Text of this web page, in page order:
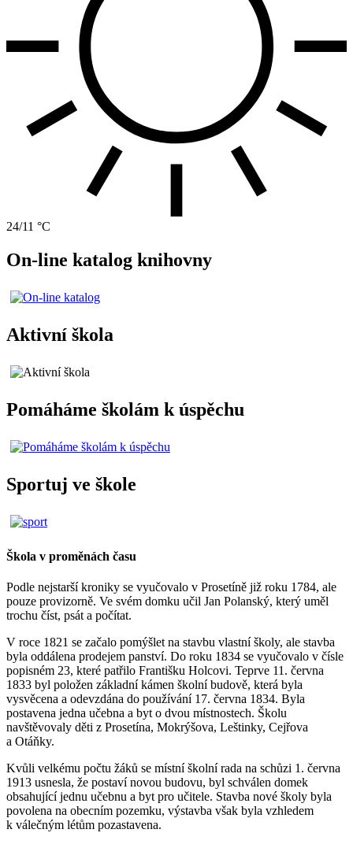
24/11 °C
On-line katalog knihovny
Aktivní škola
Pomáháme školám k úspěchu
Sportuj ve škole
Škola v proměnách času
Podle nejstarší kroniky se vyučovalo v Prosetíně již roku 1784, ale
pouze provizorně. Ve svém domku učil Jan Polanský, který uměl
trochu číst, psát a počítat.
V roce 1821 se začalo pomýšlet na stavbu vlastní školy, ale stavba
byla oddálena prodejem panství. Do roku 1834 se vyučovalo v čísle
popisném 23, které patřilo Františku Holcovi. Teprve 11. června
1833 byl položen základní kámen školní budově, která byla
vysvěcena a odevzdána do používání 17. června 1834. Byla
postavena jedna učebna a byt o dvou místnostech. Školu
navštěvovaly děti z Prosetína, Mokrýšova, Leštinky, Cejřova
a Otáňky.
Kvůli velkému počtu žáků se místní školní rada na schůzi 1. června
1913 usnesla, že postaví novou budovu, byl schválen domek
obsahující jednu učebnu a byt pro učitele. Stavba nové školy byla
povolena na obecním pozemku, výstavba však byla vzhledem
k válečným létům pozastavena.